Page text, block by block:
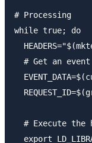
# Processing
while true; do
  # Get an event
# Execute the
export